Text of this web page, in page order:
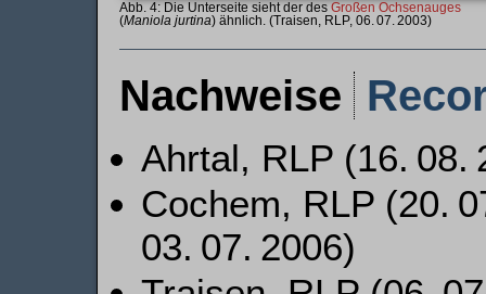
Die Unterseite sieht der des Großen Ochsenauges
(Maniola jurtina) ähnlich. (Traisen, RLP, 06. 07. 2003)
Nachweise
Ahrtal, RLP (16. 08.
Cochem, RLP (20.
03. 07. 2006)